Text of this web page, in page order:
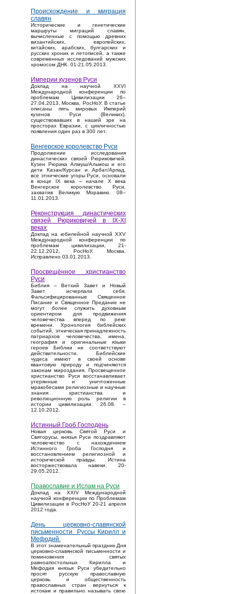
Происхождение и миграция
славян
Исторические и генетические
маршруты миграций славян,
вычисленные с помощью древних
византийских, европейских,
китайских, арабских, булгарских и
русских хроник и летописей, а также
современных исследований мужских
хромосом ДНК. 01-21.05.2013.
Империи кузенов Руси
Доклад на научной XXVI
Международной конференции по
проблемам Цивилизации 26–
27.04.2013, Москва, РосНоУ. В статье
описаны пять мировых Империй
кузенов Руси (Великих),
существовавших в нашей эре на
просторах Евразии, с цикличностью
появления один раз в 300 лет.
Венгерское королевство Руси
Продолжение исследования
династических связей Рюриковичей.
Кузен Рюрика Алмуш/Альмош и его
дети Казан/Курсан и Арбат/Арпад,
все этнические угоры Руси, основали
в конце IX века – начале X века
Венгерское королевство Руси,
захватив Великую Моравию. 08–
11.01.2013.
Реконструкция династических
связей Рюриковичей в IX-XI
веках
Доклад на юбилейной научной XXV
Международной конференции по
проблемам цивилизации, 21-
22.12.2012, РосНоУ, Москва.
Исправлено 03.01.2013.
Просвещённое христианство
Руси
Библия – Ветхий Завет и Новый
Завет исчерпали себя.
Фальсифицированные Священное
Писание и Священное Предание не
могут более служить духовным
ориентиром для продвижения
человечества вперед по реке
времени. Хронология библейских
событий, этническая принадлежность
патриархов человечества, имена,
география и оригинальные языки
героев Библии не соответствуют
действительности. Библейские
чудеса имеют в своей основе
квантовую природу и подчиняются
законам мироздания. Просвещенное
христианство Руси восстанавливает
утерянные и уничтоженные
мракобесами религиозные и научные
знания христианства и
революционную роль религии в
истории цивилизации. 26.08. –
12.10.2012.
Истинный Гроб Господень
Новая церковь Святой Руси и
Святорусы, князья Руси поздравляют
человечество с нахождением
Истинного Гроба Господня и
восстановлением религиозной и
исторической правды. Истина
восторжествовала навеки. 20-
29.05.2012.
Православие и Ислам на Руси
Доклад на XXIV Международной
научной конференции по Проблемам
Цивилизации в РосНоУ 20-21 апреля
2012 года.
День церковно-славянской
письменности. Руссы Кирилл и
Мефодий.
В этот знаменательный праздник Дня
церковно-славянской письменности и
поминовения святых
равноапостольных Кирилла и
Мефодия князья Руси убедительно
просят русскую православную
церковь и общественность
православных стран вернуться к
истокам и правильно называть свою